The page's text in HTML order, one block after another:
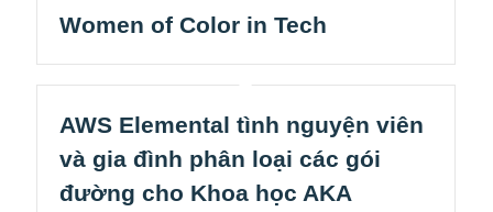
Women of Color in Tech
AWS Elemental tình nguyện viên
và gia đình phân loại các gói
đường cho Khoa học AKA